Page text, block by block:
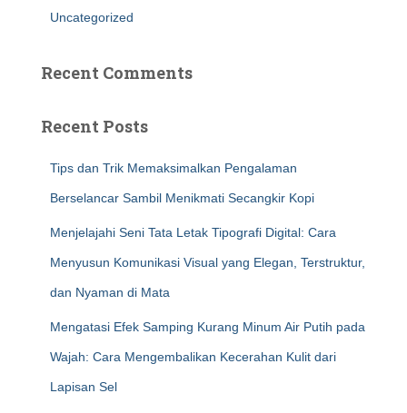
Uncategorized
Recent Comments
Recent Posts
Tips dan Trik Memaksimalkan Pengalaman
Berselancar Sambil Menikmati Secangkir Kopi
Menjelajahi Seni Tata Letak Tipografi Digital: Cara
Menyusun Komunikasi Visual yang Elegan, Terstruktur,
dan Nyaman di Mata
Mengatasi Efek Samping Kurang Minum Air Putih pada
Wajah: Cara Mengembalikan Kecerahan Kulit dari
Lapisan Sel